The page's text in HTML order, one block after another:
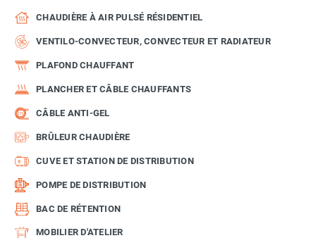
CHAUDIÈRE À AIR PULSÉ RÉSIDENTIEL
VENTILO-CONVECTEUR, CONVECTEUR ET RADIATEUR
PLAFOND CHAUFFANT
PLANCHER ET CÂBLE CHAUFFANTS
CÂBLE ANTI-GEL
BRÛLEUR CHAUDIÈRE
CUVE ET STATION DE DISTRIBUTION
POMPE DE DISTRIBUTION
BAC DE RÉTENTION
MOBILIER D'ATELIER